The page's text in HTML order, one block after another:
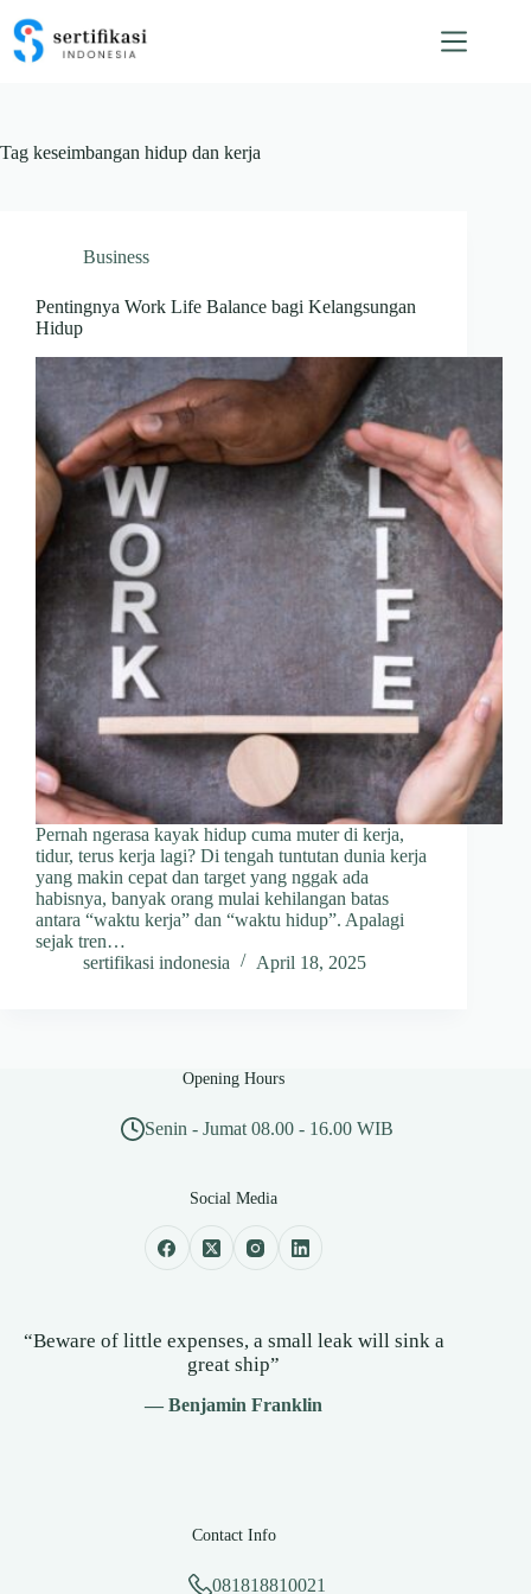
content
Tag keseimbangan hidup dan kerja
Business
Pentingnya Work Life Balance bagi Kelangsungan
Hidup
Pernah ngerasa kayak hidup cuma muter di kerja,
tidur, terus kerja lagi? Di tengah tuntutan dunia kerja
yang makin cepat dan target yang nggak ada
habisnya, banyak orang mulai kehilangan batas
antara “waktu kerja” dan “waktu hidup”. Apalagi
sejak tren…
sertifikasi indonesia
April 18, 2025
Opening Hours
Senin - Jumat 08.00 - 16.00 WIB
Social Media
“Beware of little expenses, a small leak will sink a
great ship”
— Benjamin Franklin
Contact Info
081818810021